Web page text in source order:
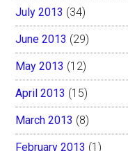
July 2013 (34)
June 2013 (29)
May 2013 (12)
April 2013 (15)
March 2013 (8)
February 2013 (1)